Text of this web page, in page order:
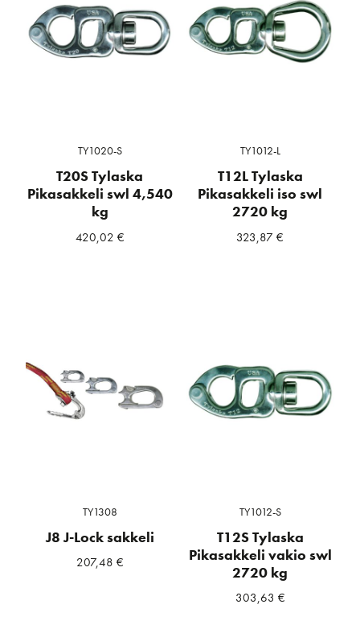
TY1020-S
T20S Tylaska
Pikasakkeli swl 4,540
kg
420,02 €
TY1012-L
T12L Tylaska
Pikasakkeli iso swl
2720 kg
323,87€
TY1308
J8 J-Lock sakkeli
207,48 €
TY1012-S
T12S Tylaska
Pikasakkeli vakio swl
2720 kg
303,63 €